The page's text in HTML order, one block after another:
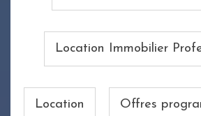
Location Immobilier
Location Offres